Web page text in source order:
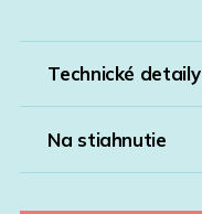
Technické detaily
Na stiahnutie